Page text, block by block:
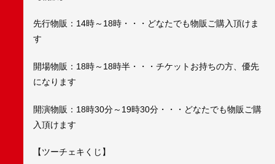
先行物販：14時～18時・・・どなたでも物販ご購入頂けま
す
開場物販：18時～18時半・・・チケットお持ちの方、優先
になります
開演物販：18時30分～19時30分・・・どなたでも物販ご購
入頂けます
【ツーチェキくじ】